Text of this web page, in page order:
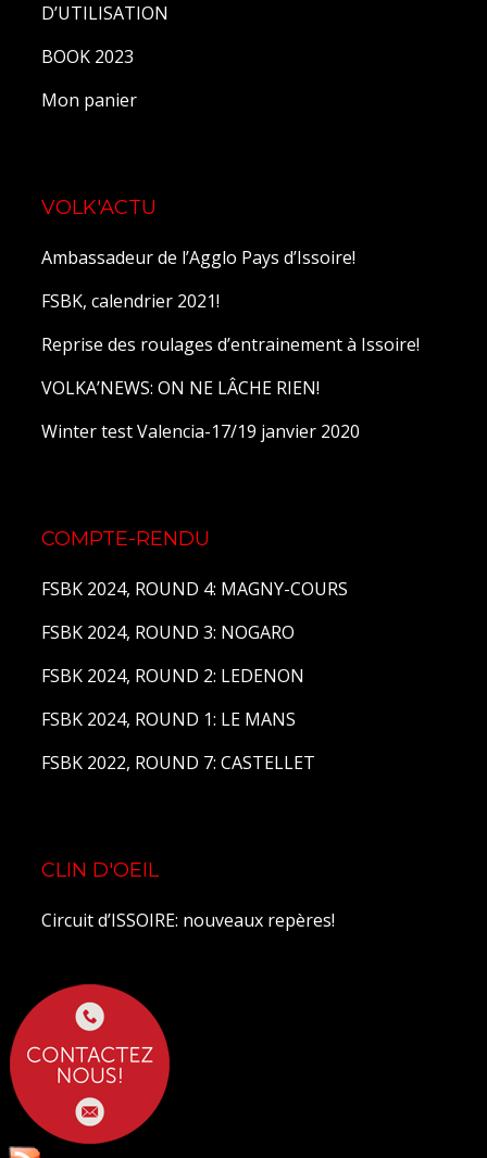
D’UTILISATION
BOOK 2023
Mon panier
VOLK'ACTU
Ambassadeur de l’Agglo Pays d’Issoire!
FSBK, calendrier 2021!
Reprise des roulages d’entrainement à Issoire!
VOLKA’NEWS: ON NE LÂCHE RIEN!
Winter test Valencia-17/19 janvier 2020
COMPTE-RENDU
FSBK 2024, ROUND 4: MAGNY-COURS
FSBK 2024, ROUND 3: NOGARO
FSBK 2024, ROUND 2: LEDENON
FSBK 2024, ROUND 1: LE MANS
FSBK 2022, ROUND 7: CASTELLET
CLIN D'OEIL
Circuit d’ISSOIRE: nouveaux repères!